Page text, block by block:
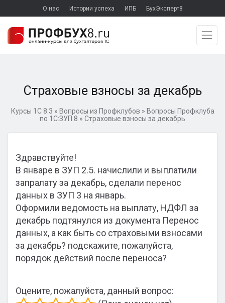
О нас Истории успеха ИПБ БухЭксперт8
Страховые взносы за декабрь
Курсы 1С 8.3 » Вопросы из Профклубов » Вопросы Профклуба
по 1С:ЗУП 8 » Страховые взносы за декабрь
Здравствуйте!
В январе в ЗУП 2.5. начислили и выплатили
запралату за декабрь, сделали перенос
данных в ЗУП 3 на январь.
Оформили ведомость на выплату, НДФЛ за
декабрь подтянулся из документа Перенос
данных, а как быть со страховыми взносами
за декабрь? подскажите, пожалуйста,
порядок действий после переноса?
Оцените, пожалуйста, данный вопрос: